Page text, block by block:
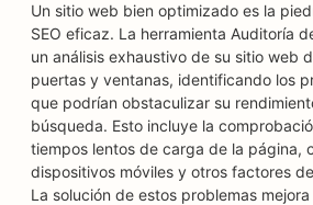
Un sitio web bien optimizado es la
SEO eficaz. La herramienta Auditoría
un análisis exhaustivo de su sitio web
puertas y ventanas, identificando los
que podrían obstaculizar su
búsqueda. Esto incluye la
tiempos lentos de carga de la página,
dispositivos móviles y otros factores
La solución de estos problemas